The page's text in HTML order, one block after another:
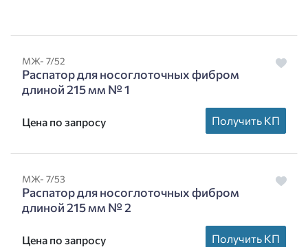
МЖ- 7/52
Распатор для носоглоточных фибром
длиной 215 мм № 1
Цена по запросу Получить КП
МЖ- 7/53
Распатор для носоглоточных фибром
длиной 215 мм № 2
Цена по запросу Получить КП